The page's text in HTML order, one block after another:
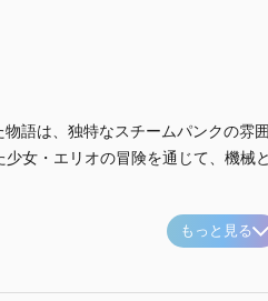
語は、独特なスチームパンクの雰囲
女・エリオの冒険を通じて、機械と
もっと見る